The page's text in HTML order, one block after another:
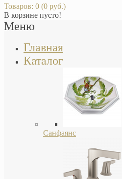
Товаров: 0 (0 руб.)
В корзине пусто!
Меню
Главная
Каталог
Санфаянс